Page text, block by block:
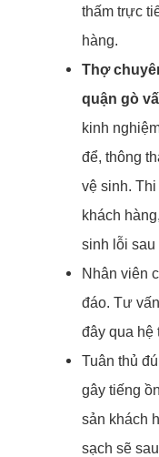
thấm trực
hàng.
Thợ
quận gò
kinh
để, thông
vệ sinh.
khách
sinh lỗi sau
Nhân viên
đáo. Tư
đây qua hệ
Tuân thủ
gây tiếng
sản khách
sạch sẽ